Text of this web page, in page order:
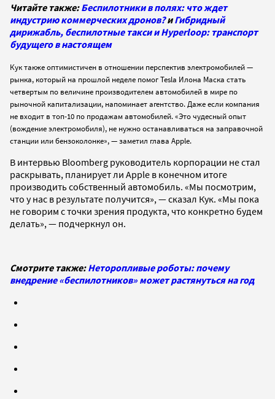
Читайте также:Беспилотники в полях: что ждет
индустрию коммерческих дронов?иГибридный
дирижабль, беспилотные такси и Hyperloop: транспорт
будущего в настоящем
Кук также оптимистичен в отношении перспектив электромобилей —
рынка, который на прошлой неделе помог Tesla Илона Маска стать
четвертым по величине производителем автомобилей в мире по
рыночной капитализации, напоминает агентство. Даже если компания
не входит в топ-10 по продажам автомобилей. «Это чудесный опыт
(вождение электромобиля), не нужно останавливаться на заправочной
станции или бензоколонке», — заметил глава Apple.
В интервью Bloomberg руководитель корпорации не стал
раскрывать, планирует ли Apple в конечном итоге
производить собственный автомобиль. «Мы посмотрим,
что у нас в результате получится», — сказал Кук. «Мы пока
не говорим с точки зрения продукта, что конкретно будем
делать», — подчеркнул он.
Смотрите также:Неторопливые роботы: почему
внедрение «беспилотников» может растянуться на год